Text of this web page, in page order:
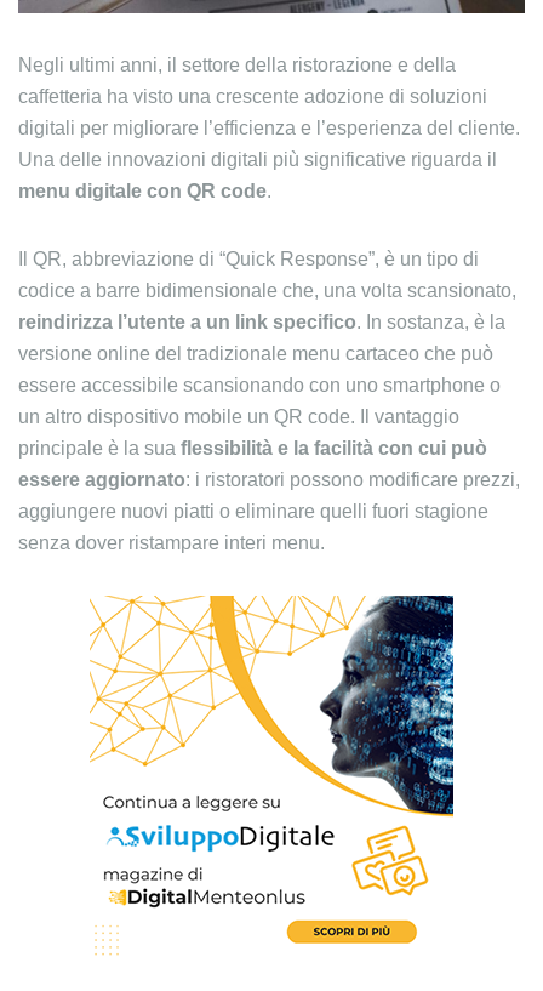
Negli ultimi anni, il settore della ristorazione e della
caffetteria ha visto una crescente adozione di soluzioni
digitali per migliorare l’efficienza e l’esperienza del cliente.
Una delle innovazioni digitali più significative riguarda il
menu digitale con QR code.
Il QR, abbreviazione di “Quick Response”, è un tipo di
codice a barre bidimensionale che, una volta scansionato,
reindirizza l’utente a un link specifico. In sostanza, è la
versione online del tradizionale menu cartaceo che può
essere accessibile scansionando con uno smartphone o
un altro dispositivo mobile un QR code. Il vantaggio
principale è la sua flessibilità e la facilità con cui può
essere aggiornato: i ristoratori possono modificare prezzi,
aggiungere nuovi piatti o eliminare quelli fuori stagione
senza dover ristampare interi menu.